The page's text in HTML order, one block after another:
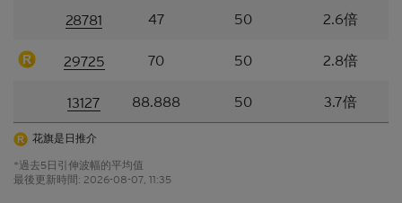
香港網站所登載的指示性價格水平、披露材料、估值
為依據。所採用的假設及參數絕非唯一可經合理挑選
析為準確、合理或完整，亦不表示或確保任何指示性
回報或表現會在將來實現。有關資料僅供參考之用，
並不構成網站擁有人的投資意見。
結構性產品的風險因素
28781 47 50 2.6倍
29725 70 50 2.8倍
13127 88.888 50 3.7倍
花旗是日推介
*過去5日引伸波幅的平均值
最後更新時間: 2026-08-07, 11:35